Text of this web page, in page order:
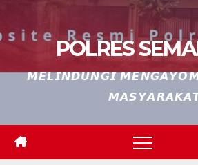
POLRES
𝙈𝙀𝙇𝙄𝙉𝘿𝙐𝙉𝙂𝙄